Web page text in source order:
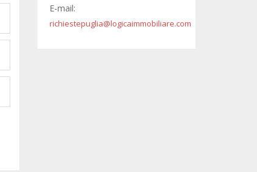
E-mail:
richiestepuglia@logicaimmobiliare.com